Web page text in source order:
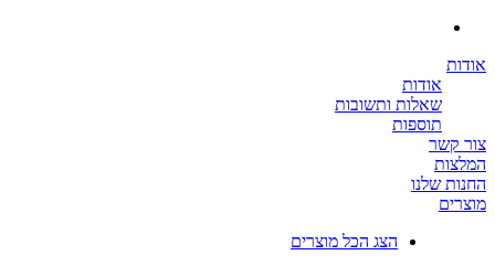
אודות
שאלות ותשובות
תוספות
קשר
שלנו
הצג הכל מוצרים